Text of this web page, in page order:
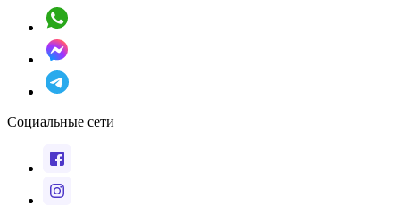
Социальные сети